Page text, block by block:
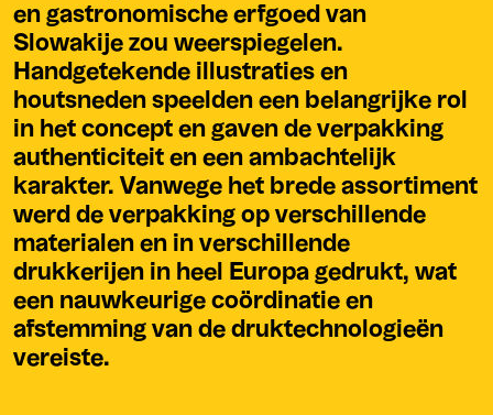
en gastronomische erfgoed van
Slowakije zou weerspiegelen.
Handgetekende illustraties en
houtsneden speelden een belangrijke rol
in het concept en gaven de verpakking
authenticiteit en een ambachtelijk
karakter. Vanwege het brede assortiment
werd de verpakking op verschillende
materialen en in verschillende
drukkerijen in heel Europa gedrukt, wat
een nauwkeurige coördinatie en
afstemming van de druktechnologieën
vereiste.